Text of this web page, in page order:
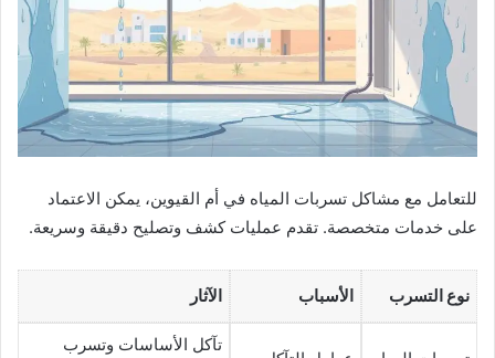
للتعامل مع مشاكل تسربات المياه في أم القيوين، يمكن الاعتماد
على خدمات متخصصة. تقدم عمليات كشف وتصليح دقيقة وسريعة.
نوع التسرب الأسباب الآثار
تآكل الأساسات وتسرب